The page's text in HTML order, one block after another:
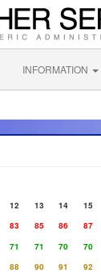
INFORMATION
12 13 14 15
83 85 86 87
71 71 70 70
88 90 91 92